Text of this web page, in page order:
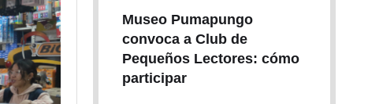
Museo Pumapungo
convoca a Club de
Pequeños Lectores: cómo
participar